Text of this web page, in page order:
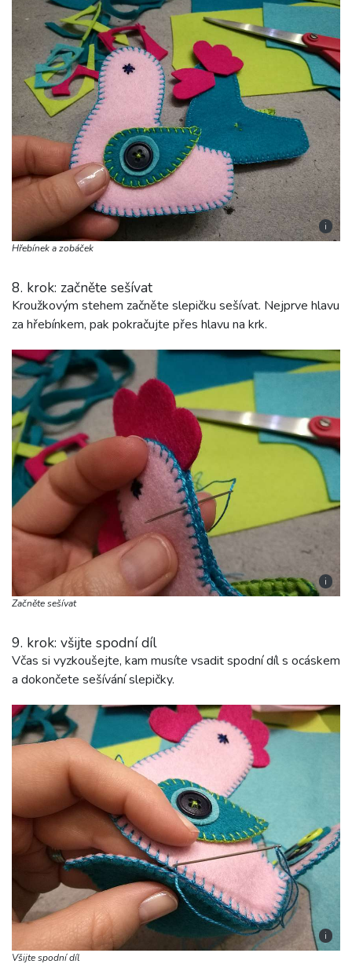
i
Hřebínek a zobáček
8. krok: začněte sešívat
Kroužkovým stehem začněte slepičku sešívat. Nejprve hlavu
za hřebínkem, pak pokračujte přes hlavu na krk.
i
Začněte sešívat
9. krok: všijte spodní díl
Včas si vyzkoušejte, kam musíte vsadit spodní díl s ocáskem
a dokončete sešívání slepičky.
i
Všijte spodní díl